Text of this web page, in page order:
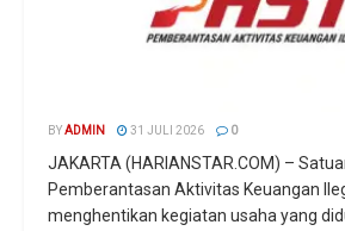
BYADMIN 31 JULI 2026 0
JAKARTA (HARIANSTAR.COM) –
Pemberantasan Aktivitas Keuangan
menghentikan kegiatan usaha yang